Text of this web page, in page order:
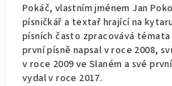
Pokáč, vlastním jménem Jan
písničkář a textař hrající na
písních často zpracovává
první písně napsal v roce 2008,
v roce 2009 ve Slaném a své
vydal v roce 2017.